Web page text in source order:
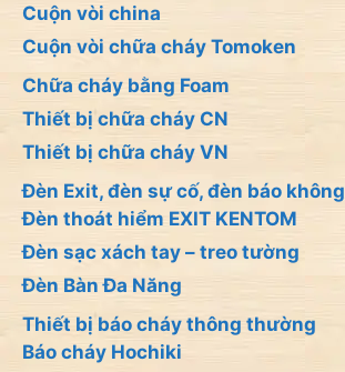
Cuộn vòi china
Cuộn vòi chữa cháy Tomoken
Chữa cháy bằng Foam
Thiết bị chữa cháy CN
Thiết bị chữa cháy VN
Đèn Exit, đèn sự cố, đèn báo không
Đèn thoát hiểm EXIT KENTOM
Đèn sạc xách tay – treo tường
Đèn Bàn Đa Năng
Thiết bị báo cháy thông thường
Báo cháy Hochiki